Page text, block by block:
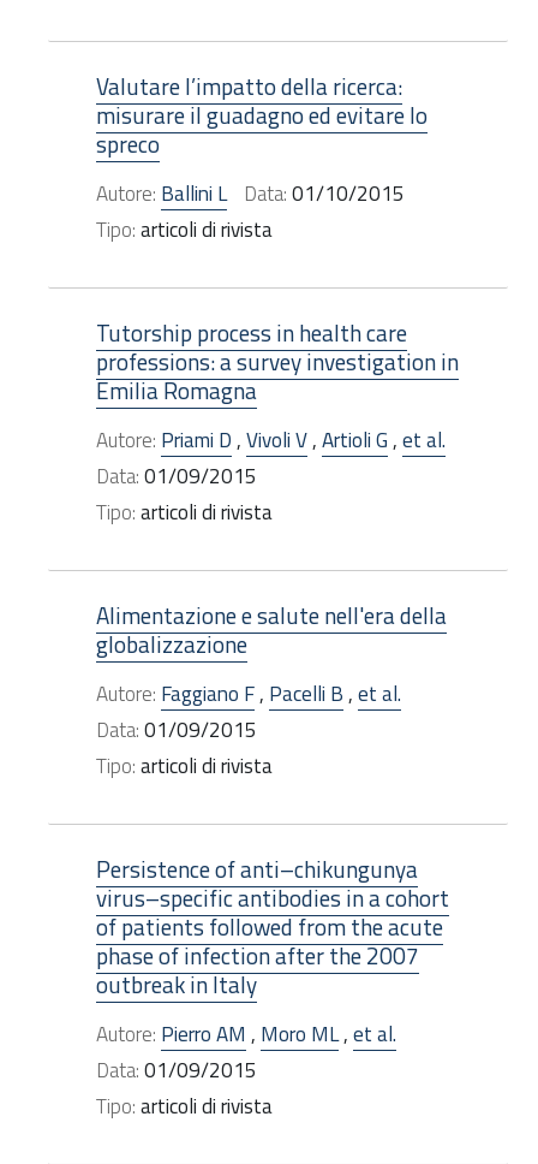
Valutare l’impatto della ricerca:
misurare il guadagno ed evitare lo
spreco
Autore: Ballini L Data:01/10/2015
Tipo:articoli di rivista
Tutorship process in health care
professions: a survey investigation in
Emilia Romagna
Autore: Priami D,Vivoli V,Artioli G,et al.
Data:01/09/2015
Tipo:articoli di rivista
Alimentazione e salute nell'era della
globalizzazione
Autore: Faggiano F, Pacelli B,et al.
Data:01/09/2015
Tipo:articoli di rivista
Persistence of anti–chikungunya
virus–specific antibodies in a cohort
of patients followed from the acute
phase of infection after the 2007
outbreak in Italy
Autore: Pierro AM , Moro ML,et al.
Data:01/09/2015
Tipo:articoli di rivista